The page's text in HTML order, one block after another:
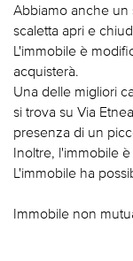
Abbiamo anche un
scaletta apri e
L'immobile è
acquisterà.
Una delle migliori
si trova su Via
presenza di un
Inoltre, l'immobile
L'immobile ha
Immobile non